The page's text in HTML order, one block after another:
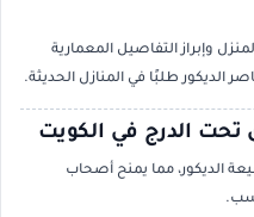
وإبراز التفاصيل المعمارية
الديكور طلبًا في المنازل الحديثة.
تحت الدرج في الكويت
الديكور، مما يمنح أصحاب